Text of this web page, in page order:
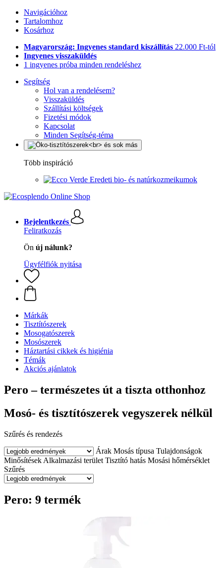
Navigációhoz
Tartalomhoz
Kosárhoz
Magyarország: Ingyenes standard kiszállítás 22.000 Ft-tól
Ingyenes visszaküldés
1 ingyenes próba minden rendeléshez
Segítség
Hol van a rendelésem?
Visszaküldés
Szállítási költségek
Fizetési módok
Kapcsolat
Minden Segítség-téma
Több inspiráció
Eredeti bio- és natúrkozmeikumok
Bejelentkezés
Feliratkozás
Ön új nálunk?
Ügyfélfiók nyitása
Márkák
Tisztítószerek
Mosogatószerek
Mosószerek
Háztartási cikkek és higiénia
Témák
Akciós ajánlatok
Pero – természetes út a tiszta otthonhoz
Mosó- és tisztítószerek vegyszerek nélkül
Szűrés és rendezés
Árak Mosás típusa Tulajdonságok
Minősítések Alkalmazási terület Tisztító hatás Mosási hőmérséklet
Szűrés
Pero: 9 termék